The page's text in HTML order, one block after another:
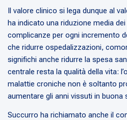
Il valore clinico si lega dunque al
ha indicato una riduzione media
complicanze per ogni incremento
che ridurre ospedalizzazioni,
significhi anche ridurre la spesa
centrale resta la qualità della vita:
malattie croniche non è soltanto
aumentare gli anni vissuti in buona
Succurro ha richiamato anche il